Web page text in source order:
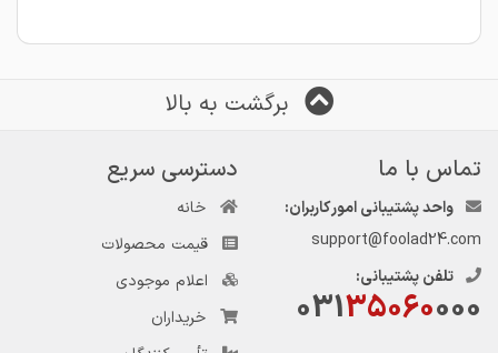
میزان عرضه و تقاضای بازار
نرخ ارز و قیمت مواد اولیه
وابسته است؛ به همین دلیل بررسی روزانه قیمت‌ها پیش از
خرید اهمیت زیادی دارد.
خرید ورق گالوانیزه روی اندود کاوه
برگشت به بالا
تماس با ما
واحد پشتیبانی امور کاربران:
support@foolad24.com
تلفن پشتیبانی:
03135060000
دسترسی سریع
خانه
قیمت محصولات
اعلام موجودی
خریداران